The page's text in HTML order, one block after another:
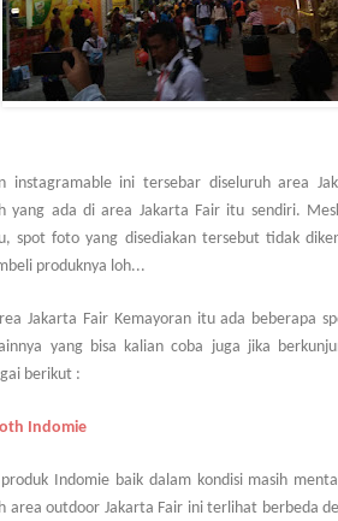
instagramable ini tersebar diseluruh area
yang ada di area Jakarta Fair itu sendiri.
spot foto yang disediakan tersebut tidak
produknya loh...
Jakarta Fair Kemayoran itu ada beberapa
yang bisa kalian coba juga jika
berikut :
Indomie
Indomie baik dalam kondisi masih
area outdoor Jakarta Fair ini terlihat berbeda